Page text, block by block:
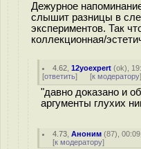
Дежурное
слышит разницы в
экспериментов. Так
коллекционная/
4.62 ,12yoexpert (ok),
[ответить] [к модератору]
"давно доказано и
аргументы глухих
4.73 ,Аноним (87),
[к модератору]